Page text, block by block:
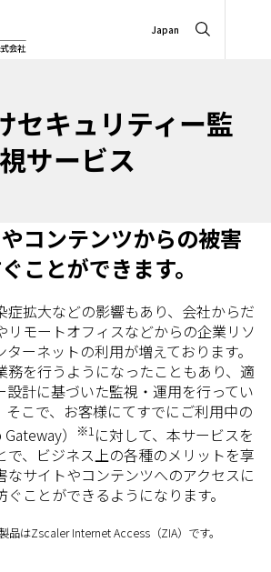
Japan
セキュリティー監
視サービス
コンテンツからの被害
ことができます。
症拡大などの影響もあり、会社からだ
リモートオフィスなどからの企業リソ
ーネットの利用が増えております。
務を行うようになったこともあり、適
設計に基づいた監視・運用を行ってい
そこで、お客様にてすでにご利用中の
）
※1に対して、本サービスを
で、ビジネス上の各種のメリットを享
なサイトやコンテンツへのアクセスに
ことができるようになります。
品はZscaler Internet Access（ZIA）です。